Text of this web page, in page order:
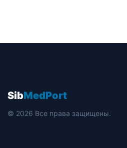
SibMedPort
© 2026 Все права защищены.